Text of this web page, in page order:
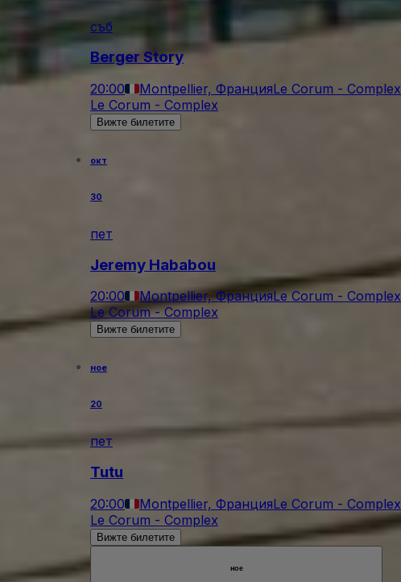
съб
Berger Story
20:00 Montpellier, ФранцияLe Corum - Complex
Le Corum - Complex
Вижте билетите
окт
30
пет
Jeremy Hababou
20:00 Montpellier, ФранцияLe Corum - Complex
Le Corum - Complex
Вижте билетите
ное
20
пет
Tutu
20:00 Montpellier, ФранцияLe Corum - Complex
Le Corum - Complex
Вижте билетите
ное